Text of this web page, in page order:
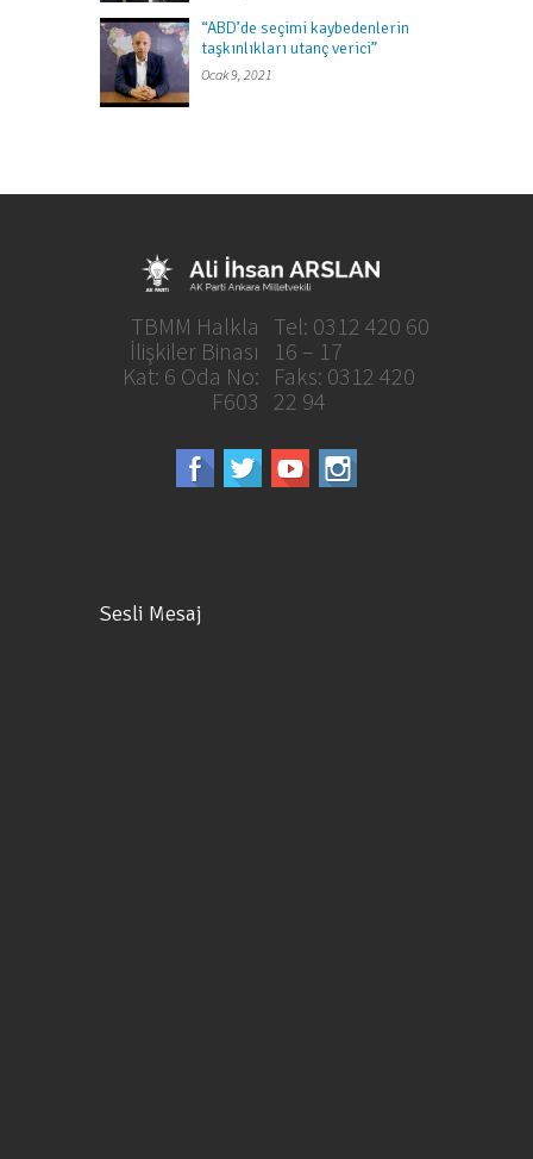
“ABD’de seçimi kaybedenlerin
taşkınlıkları utanç verici”
Ocak 9, 2021
Tel: 0312 420 60
16 – 17
Faks: 0312 420
22 94
TBMM Halkla
İlişkiler Binası
Kat: 6 Oda No:
F603
Sesli Mesaj